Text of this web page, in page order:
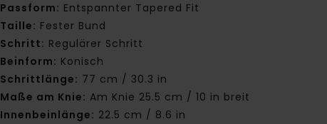
Passform: Entspannter Tapered Fit
Taille: Fester Bund
Schritt: Regulärer Schritt
Beinform: Konisch
Schrittlänge: 77 cm / 30.3 in
Maße am Knie: Am Knie 25.5 cm / 10 in breit
Innenbeinlänge: 22.5 cm / 8.6 in